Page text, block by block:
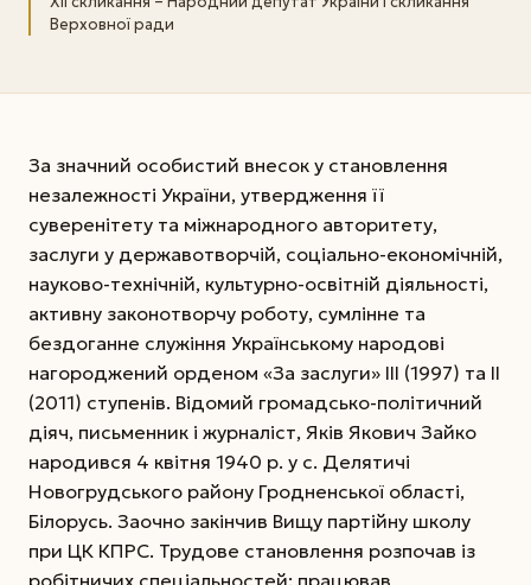
Верховної ради
За значний особистий внесок у становлення
незалежності України, утвердження її
суверенітету та міжнародного авторитету,
заслуги у державотворчій, соціально-економічній,
науково-технічній, культурно-освітній діяльності,
активну законотворчу роботу, сумлінне та
бездоганне служіння Українському народові
нагороджений орденом «За заслуги» ІІІ (1997) та ІІ
(2011) ступенів. Відомий громадсько-політичний
діяч, письменник і журналіст, Яків Якович Зайко
народився 4 квітня 1940 р. у с. Делятичі
Новогрудського району Гродненської області,
Білорусь. Заочно закінчив Вищу партійну школу
при ЦК КПРС. Трудове становлення розпочав із
робітничих спеціальностей: працював